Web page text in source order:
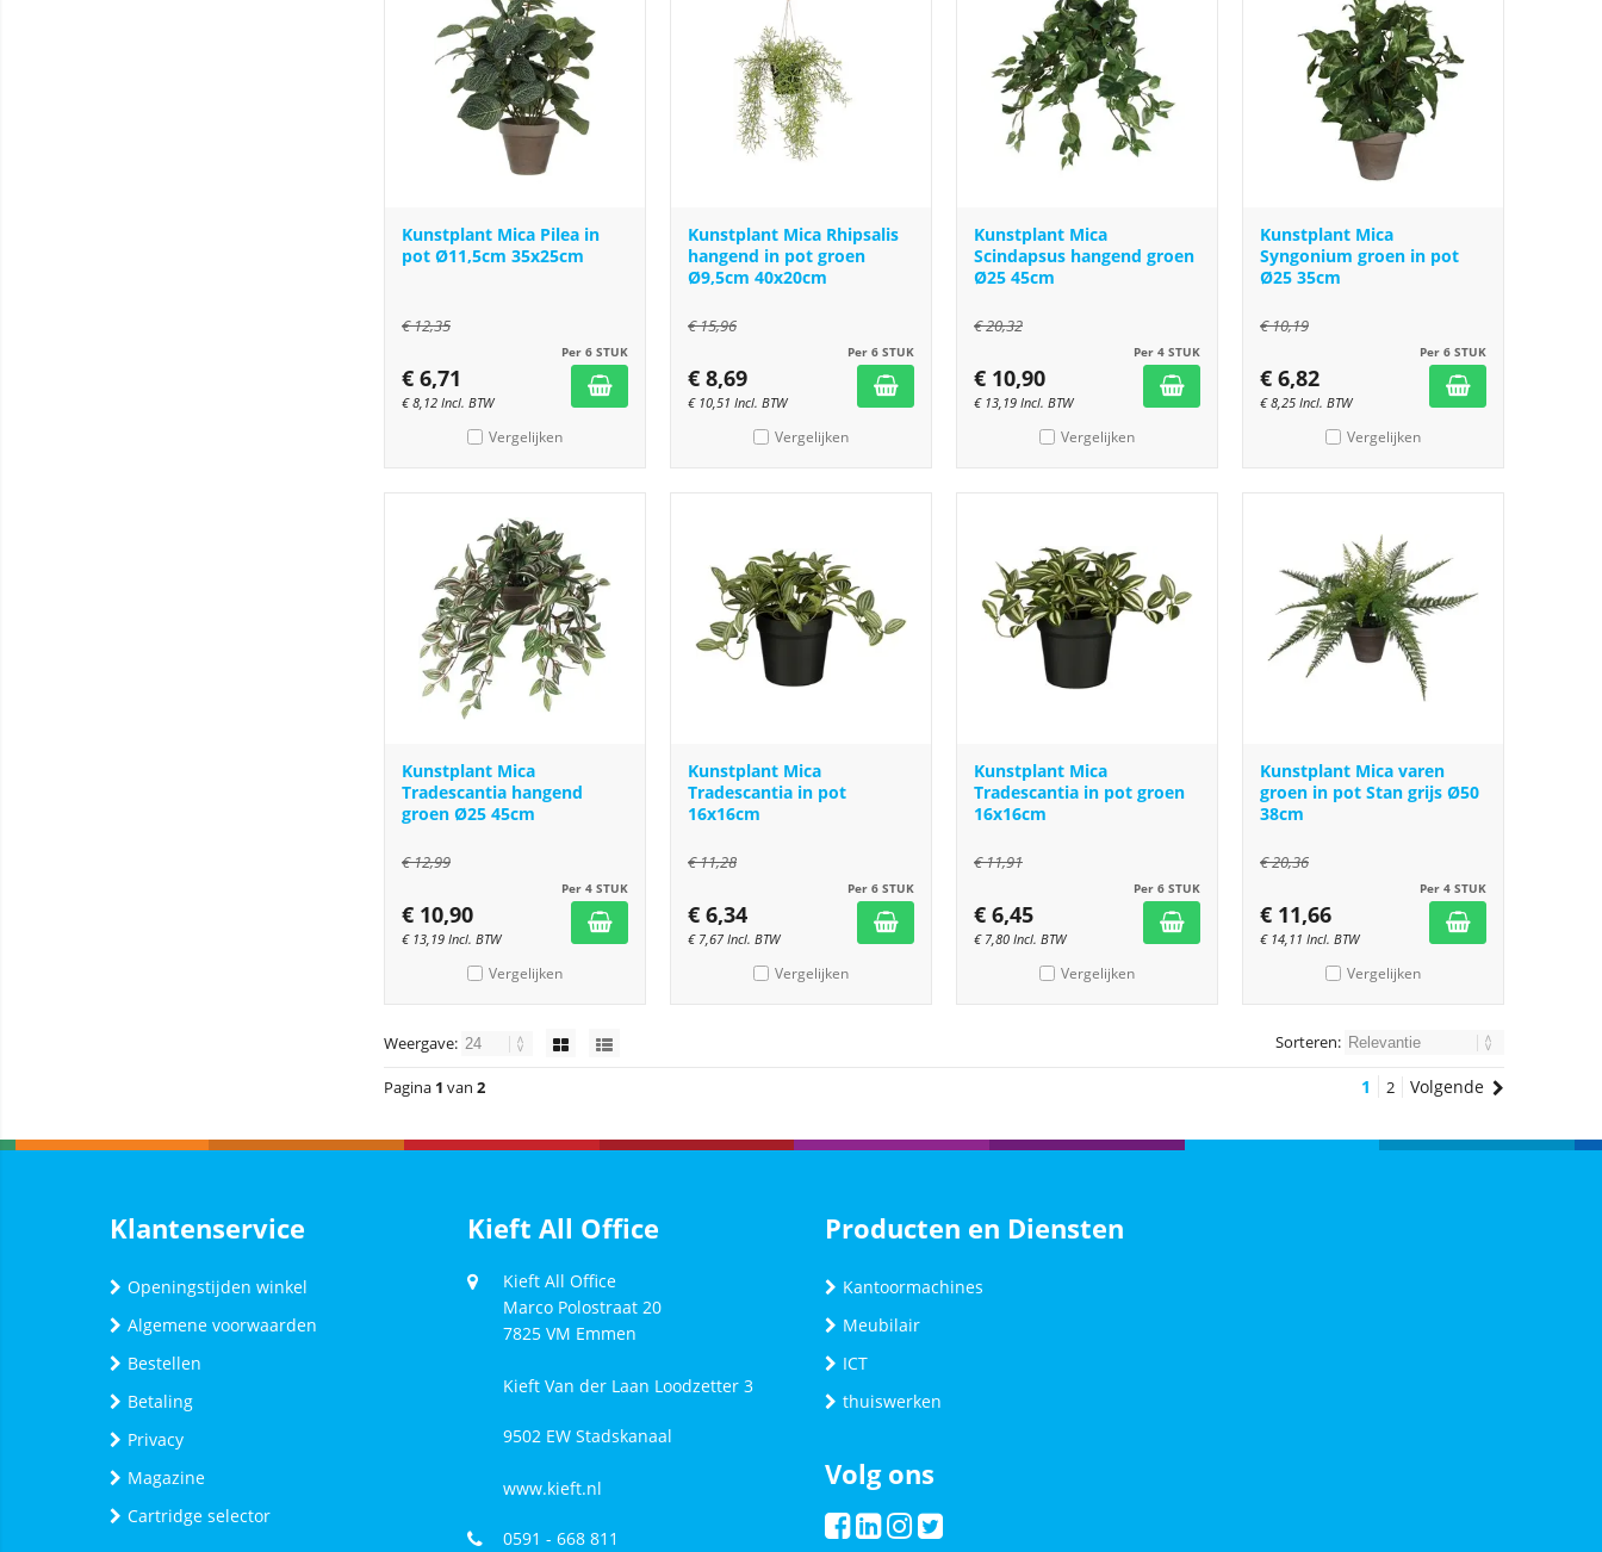
Kunstplant Mica Pilea in
pot Ø11,5cm 35x25cm
€12,35
Per 6 STUK
€ 6,71
€8,12 Incl. BTW
Vergelijken
Kunstplant Mica Rhipsalis
hangend in pot groen
Ø9,5cm 40x20cm
€15,96
Per 6 STUK
€ 8,69
€ 10,51 Incl. BTW
Vergelijken
Kunstplant Mica
Scindapsus hangend groen
Ø25 45cm
€20,32
Per 4 STUK
€ 10,90
€ 13,19 Incl. BTW
Vergelijken
Kunstplant Mica
Syngonium groen in pot
Ø25 35cm
€10,19
Per 6 STUK
€ 6,82
€8,25 Incl. BTW
Vergelijken
Kunstplant Mica
Tradescantia hangend
groen Ø25 45cm
€12,99
Per 4 STUK
€ 10,90
€ 13,19 Incl. BTW
Vergelijken
Kunstplant Mica
Tradescantia in pot
16x16cm
€11,28
Per 6 STUK
€ 6,34
€ 7,67 Incl. BTW
Vergelijken
Kunstplant Mica
Tradescantia in pot groen
16x16cm
€11,91
Per 6 STUK
€ 6,45
€ 7,80 Incl. BTW
Vergelijken
Kunstplant Mica varen
groen in pot Stan grijs Ø50
38cm
€20,36
Per 4 STUK
€ 11,66
€ 14,11 Incl. BTW
Vergelijken
Weergave: Sorteren:
Pagina 1 van 2 1 2 Volgende
Klantenservice
Openingstijden winkel
Algemene voorwaarden
Bestellen
Betaling
Privacy
Magazine
Cartridge selector
Kieft All Office
Kieft All Office
Marco Polostraat 20
7825 VM Emmen
Kieft Van der Laan Loodzetter 3
9502 EW Stadskanaal
www.kieft.nl
0591 - 668 811
Producten en Diensten
Kantoormachines
Meubilair
ICT
thuiswerken
Volg ons